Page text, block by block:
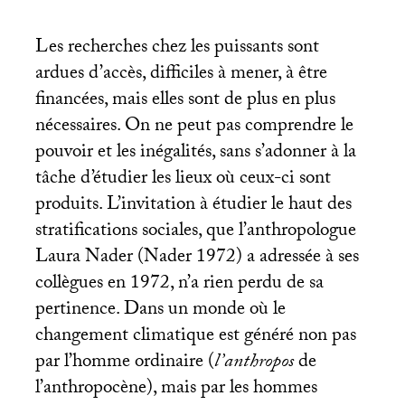
Les recherches chez les puissants sont
ardues d’accès, difficiles à mener, à être
financées, mais elles sont de plus en plus
nécessaires. On ne peut pas comprendre le
pouvoir et les inégalités, sans s’adonner à la
tâche d’étudier les lieux où ceux-ci sont
produits. L’invitation à étudier le haut des
stratifications sociales, que l’anthropologue
Laura Nader (Nader 1972) a adressée à ses
collègues en 1972, n’a rien perdu de sa
pertinence. Dans un monde où le
changement climatique est généré non pas
par l’homme ordinaire (l’anthroposde
l’anthropocène), mais par les hommes